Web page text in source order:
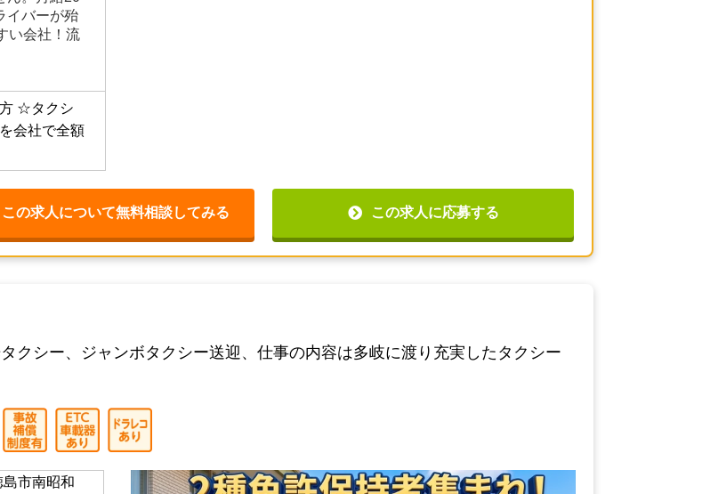
手当 （月
。月給20
バーが殆
会社！流
☆タクシ
会社で全額
クシー、ジャンボタクシー送迎、仕事の内容は多岐に渡り充実したタクシー